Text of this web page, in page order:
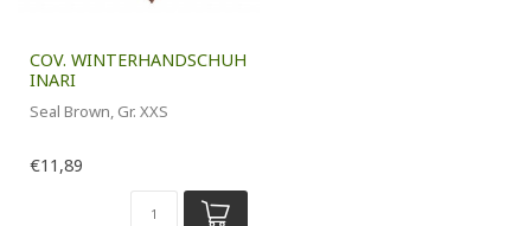
COV. WINTERHANDSCHUH
INARI
Seal Brown, Gr. XXS
€11,89